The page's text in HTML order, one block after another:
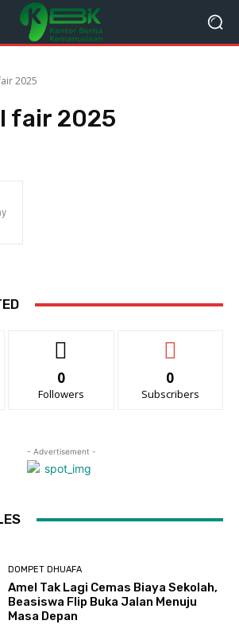
2025
fair 2025
0
Followers
0
Subscribers
- Advertisement -
DOMPET DHUAFA
Amel Tak Lagi Cemas Biaya Sekolah,
Beasiswa Flip Buka Jalan Menuju
Masa Depan